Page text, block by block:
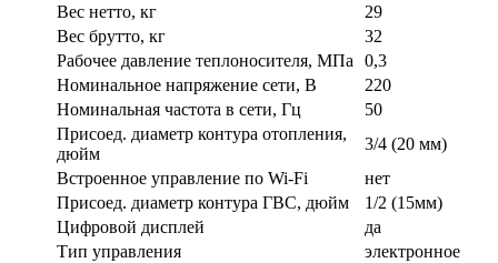
Вес нетто, кг
29
Вес брутто, кг
32
Рабочее давление теплоносителя, МПа
0,3
Номинальное напряжение сети, В
220
Номинальная частота в сети, Гц
50
Присоед. диаметр контура отопления,
дюйм
3/4 (20 мм)
Встроенное управление по Wi-Fi
нет
Присоед. диаметр контура ГВС, дюйм
1/2 (15мм)
Цифровой дисплей
да
Тип управления
электронное